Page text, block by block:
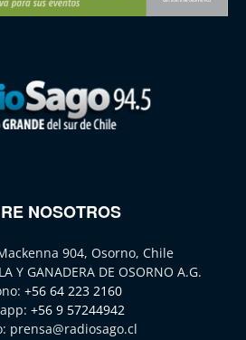
NOSOTROS
904, Osorno, Chile
Y GANADERA DE OSORNO A.G.
+56 64 223 2160
+56 9 57244942
prensa@radiosago.cl